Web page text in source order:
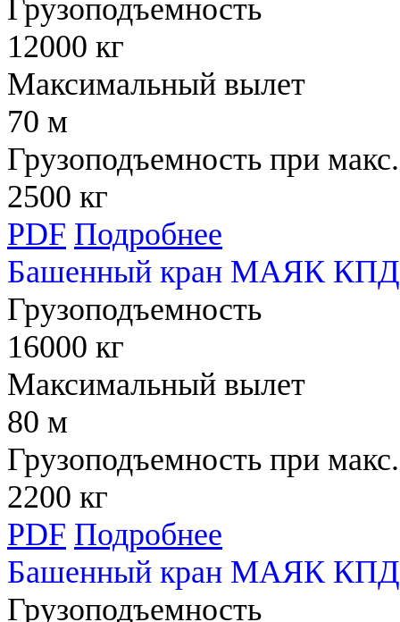
Грузоподъемность
12000 кг
Максимальный вылет
70 м
Грузоподъемность при
2500 кг
PDF Подробнее
Башенный кран МАЯК КПД
Грузоподъемность
16000 кг
Максимальный вылет
80 м
Грузоподъемность при
2200 кг
PDF Подробнее
Башенный кран МАЯК КПД
Грузоподъемность